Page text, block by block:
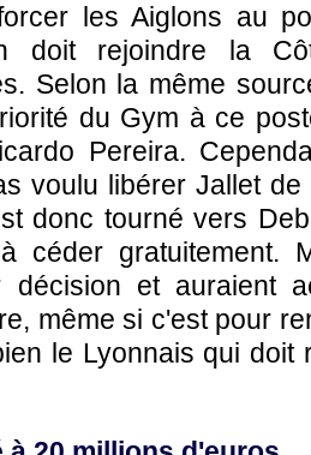
les Aiglons au
doit rejoindre la
Selon la même
du Gym à ce
Pereira.
voulu libérer Jallet
donc tourné vers
céder gratuitement.
décision et auraient
même si c'est pour
le Lyonnais qui doit